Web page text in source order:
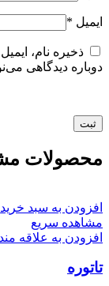
ایمیل *
ذخیره نام،
دوباره دیدگاهی
محصولات
افزودن به سبد خرید
مشاهده سریع
افزودن به علاقه
تاتوره